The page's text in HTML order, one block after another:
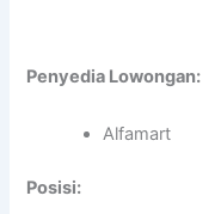
Penyedia Lowongan:
Alfamart
Posisi: